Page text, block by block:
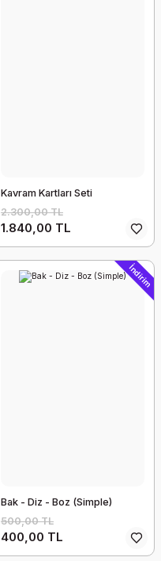
Kavram Kartları Seti
2.300,00 TL
1.840,00 TL
İndirim
Bak - Diz - Boz (Simple)
500,00 TL
400,00 TL